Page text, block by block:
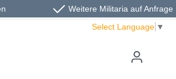
Weitere Militaria auf Anfrage
Select Language ▼